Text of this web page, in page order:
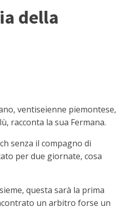
della
ventiseienne piemontese,
racconta la sua Fermana.
senza il compagno di
per due giornate, cosa
questa sarà la prima
un arbitro forse un